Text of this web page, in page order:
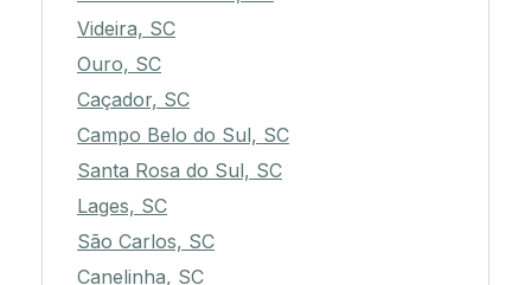
Videira, SC
Ouro, SC
Caçador, SC
Campo Belo do Sul, SC
Santa Rosa do Sul, SC
Lages, SC
São Carlos, SC
Canelinha, SC